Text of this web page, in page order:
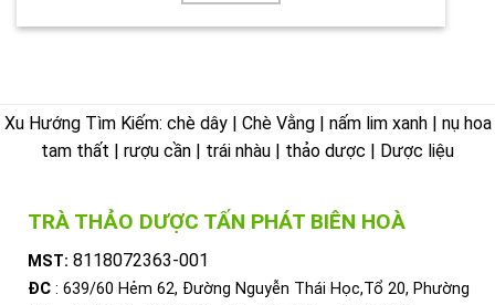
Xu Hướng Tìm Kiếm: chè dây | Chè Vằng | nấm lim xanh | nụ hoa
tam thất | rượu cần | trái nhàu | thảo dược | Dược liệu
TRÀ THẢO DƯỢC TẤN PHÁT BIÊN HOÀ
MST: 8118072363-001
ĐC : 639/60 Hẻm 62, Đường Nguyễn Thái Học,Tổ 20, Phường